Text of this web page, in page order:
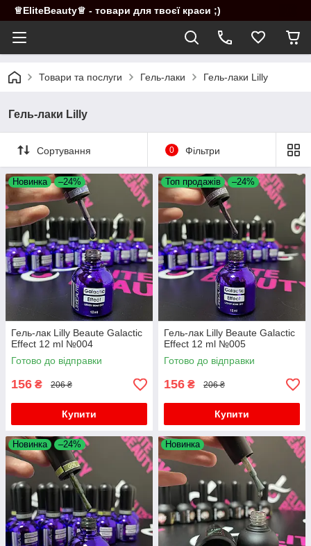
♕EliteBeauty♕ - товари для твоєї краси ;)
Товари та послуги Гель-лаки Гель-лаки Lilly
Гель-лаки Lilly
Сортування 0 Фільтри
Новинка –24%
Гель-лак Lilly Beaute Galactic
Effect 12 ml №004
Готово до відправки
156 ₴ 206 ₴
Купити
Топ продажів –24%
Гель-лак Lilly Beaute Galactic
Effect 12 ml №005
Готово до відправки
156 ₴ 206 ₴
Купити
Новинка –24% Новинка